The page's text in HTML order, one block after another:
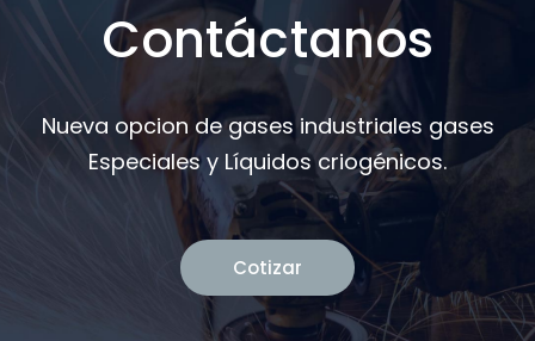
Contáctanos
Nueva opcion de gases industriales gases
Especiales y Líquidos criogénicos.
Cotizar